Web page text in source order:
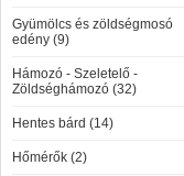
Gyümölcs és zöldségmosó
edény (9)
Hámozó - Szeletelő -
Zöldséghámozó (32)
Hentes bárd (14)
Hőmérők (2)